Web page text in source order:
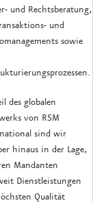
und Rechtsberatung,
und
sowie
des globalen
von RSM
sind wir
hinaus in der Lage,
Mandanten
Dienstleistungen
Qualität